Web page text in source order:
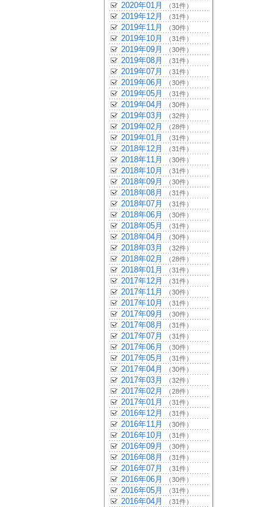
2020年01月 （31件）
2019年12月 （31件）
2019年11月 （30件）
2019年10月 （31件）
2019年09月 （30件）
2019年08月 （31件）
2019年07月 （31件）
2019年06月 （30件）
2019年05月 （31件）
2019年04月 （30件）
2019年03月 （32件）
2019年02月 （28件）
2019年01月 （31件）
2018年12月 （31件）
2018年11月 （30件）
2018年10月 （31件）
2018年09月 （30件）
2018年08月 （31件）
2018年07月 （31件）
2018年06月 （30件）
2018年05月 （31件）
2018年04月 （30件）
2018年03月 （32件）
2018年02月 （28件）
2018年01月 （31件）
2017年12月 （31件）
2017年11月 （30件）
2017年10月 （31件）
2017年09月 （30件）
2017年08月 （31件）
2017年07月 （31件）
2017年06月 （30件）
2017年05月 （31件）
2017年04月 （30件）
2017年03月 （32件）
2017年02月 （28件）
2017年01月 （31件）
2016年12月 （31件）
2016年11月 （30件）
2016年10月 （31件）
2016年09月 （30件）
2016年08月 （31件）
2016年07月 （31件）
2016年06月 （30件）
2016年05月 （31件）
2016年04月 （31件）